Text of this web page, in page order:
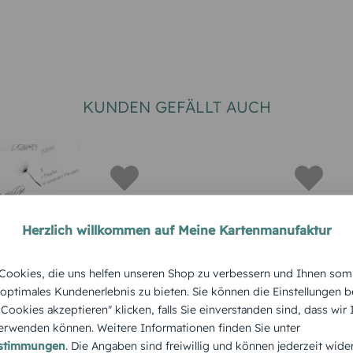
KUNDEN GEFÄLLT AUCH
Licht
STERBEBILD
Sterbebildkarte
Trauer Rosen
Herzlich willkommen auf Meine Kartenmanufaktur
die uns helfen unseren Shop zu verbessern und Ihnen
Kundenerlebnis zu bieten. Sie können die Einstellungen
akzeptieren" klicken, falls Sie einverstanden sind, dass
können. Weitere Informationen finden Sie unter
. Die Angaben sind freiwillig und können jederzeit